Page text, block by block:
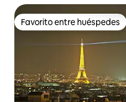
Favorito entre huéspedes
Favorito entre huéspedes